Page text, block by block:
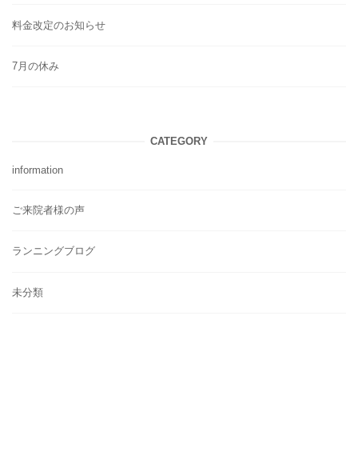
料金改定のお知らせ
7月の休み
CATEGORY
information
ご来院者様の声
ランニングブログ
未分類